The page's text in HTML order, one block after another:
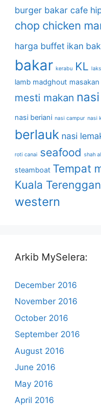
burger bakar cafe
chop chicken
harga buffet ikan
bakar kerabu KL
lamb madghout
mesti makan
nasi beriani nasi campur nasi
berlauk nasi
roti canai seafood shah
steamboat Tempat
Kuala
western
Arkib MySelera:
December 2016
November 2016
October 2016
September 2016
August 2016
June 2016
May 2016
April 2016